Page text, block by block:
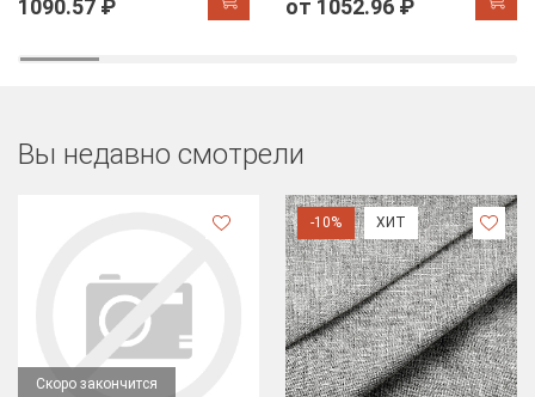
1090.57 ₽ от 1052.96 ₽
Вы недавно смотрели
Скоро закончится
-10% ХИТ